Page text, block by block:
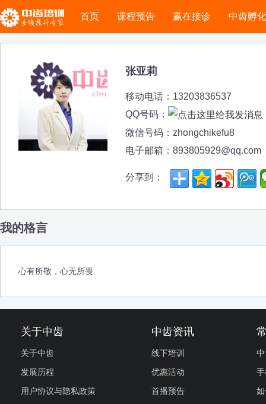
首页 课程预告 赢在接诊 中齿孵
张亚莉
移动电话：13203836537
QQ号码：
微信号码：zhongchikefu8
电子邮箱：893805929@qq.com
分享到：
我的格言
心有所敬，心无所畏
关于中齿
关于中齿
发展历程
用户协议与隐私政策
中齿资讯
线下培训
优惠活动
首播预告